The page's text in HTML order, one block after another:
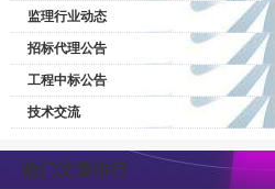
监理行业动态
招标代理公告
工程中标公告
技术交流
热门文章排行